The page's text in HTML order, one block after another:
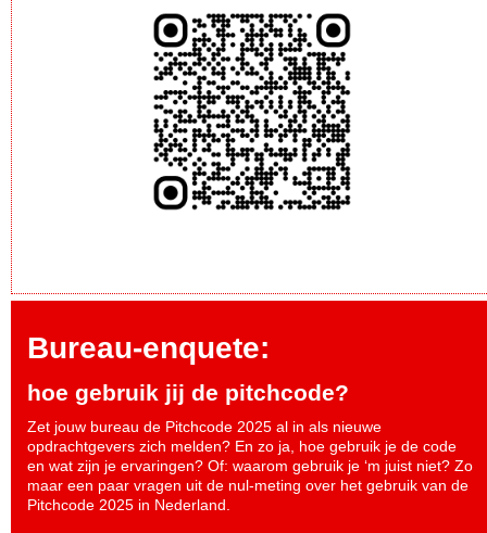
Bureau-enquete:
hoe gebruik jij de pitchcode?
Zet jouw bureau de Pitchcode 2025 al in als nieuwe
opdrachtgevers zich melden? En zo ja, hoe gebruik je de code
en wat zijn je ervaringen? Of: waarom gebruik je ‘m juist niet? Zo
maar een paar vragen uit de nul-meting over het gebruik van de
Pitchcode 2025 in Nederland.